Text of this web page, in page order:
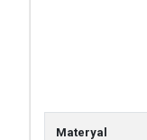
Materyal